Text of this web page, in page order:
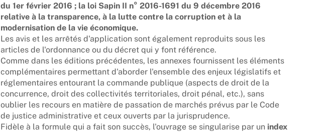
du 1er février 2016 ; la loi Sapin II n° 2016-1691 du 9 décembre 2016
relative à la transparence, à la lutte contre la corruption et à la
modernisation de la vie économique.
Les avis et les arrêtés d'application sont également reproduits sous les
articles de l'ordonnance ou du décret qui y font référence.
Comme dans les éditions précédentes, les annexes fournissent les éléments
complémentaires permettant d'aborder l'ensemble des enjeux législatifs et
réglementaires entourant la commande publique (aspects de droit de la
concurrence, droit des collectivités territoriales, droit pénal, etc.), sans
oublier les recours en matière de passation de marchés prévus par le Code
de justice administrative et ceux ouverts par la jurisprudence.
Fidèle à la formule qui a fait son succès, l'ouvrage se singularise par un index